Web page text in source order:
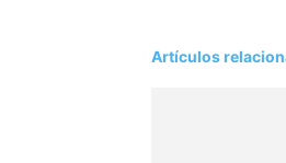
Artículos